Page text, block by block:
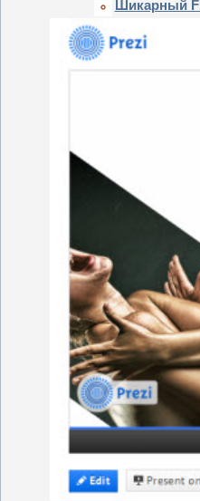
Шикарный